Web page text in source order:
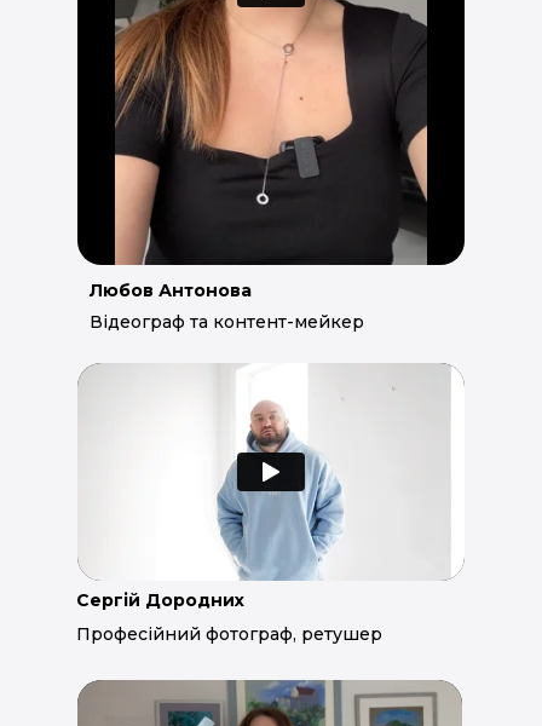
Любов Антонова
Відеограф та контент-мейкер
Сергій Дородних
Професійний фотограф, ретушер